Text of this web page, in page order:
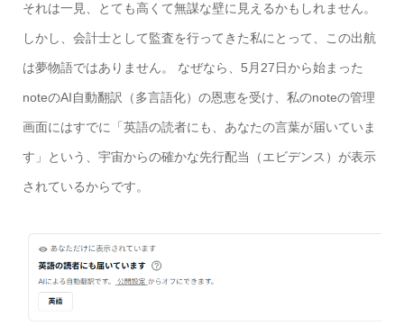
それは一見、とても高くて無謀な壁に見えるかもしれません。
しかし、会計士として監査を行ってきた私にとって、この出航
は夢物語ではありません。 なぜなら、5月27日から始まった
noteのAI自動翻訳（多言語化）の恩恵を受け、私のnoteの管理
画面にはすでに「英語の読者にも、あなたの言葉が届いていま
す」という、宇宙からの確かな先行配当（エビデンス）が表示
されているからです。